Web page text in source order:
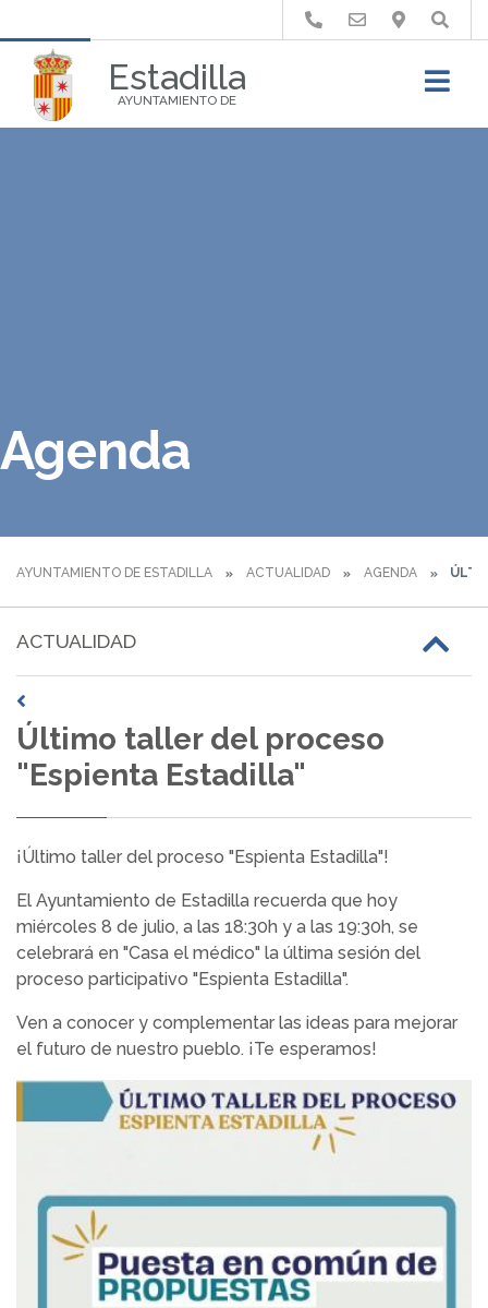
Estadilla
AYUNTAMIENTO DE
Buscar
Agenda
AYUNTAMIENTO DE ESTADILLA ACTUALIDAD AGENDA
ACTUALIDAD
Último taller del proceso
"Espienta Estadilla"
¡Último taller del proceso "Espienta Estadilla"!
El Ayuntamiento de Estadilla recuerda que hoy
miércoles 8 de julio, a las 18:30h y a las 19:30h, se
celebrará en "Casa el médico" la última sesión del
proceso participativo "Espienta Estadilla".
Ven a conocer y complementar las ideas para mejorar
el futuro de nuestro pueblo. ¡Te esperamos!